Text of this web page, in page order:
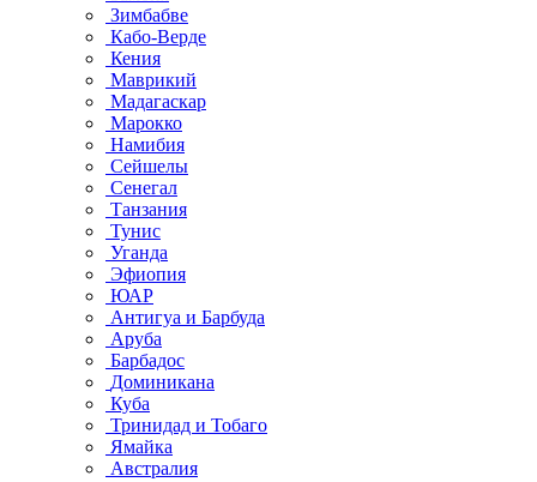
Зимбабве
Кабо-Верде
Кения
Маврикий
Мадагаскар
Марокко
Намибия
Сейшелы
Сенегал
Танзания
Тунис
Уганда
Эфиопия
ЮАР
Антигуа и Барбуда
Аруба
Барбадос
Доминикана
Куба
Тринидад и Тобаго
Ямайка
Австралия